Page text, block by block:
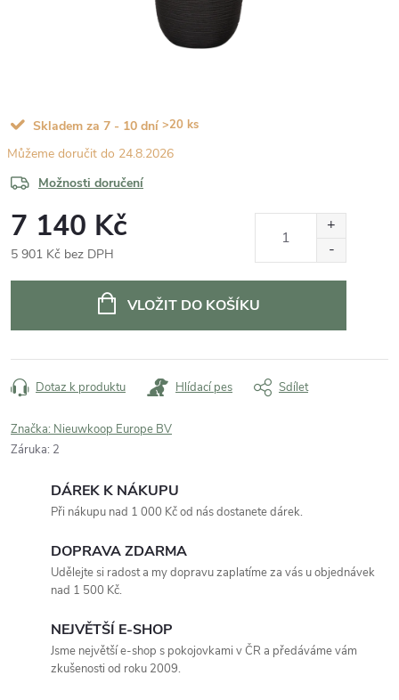
Skladem za 7 - 10 dní >20 ks
24.8.2026
Možnosti doručení
7 140 Kč
5 901 Kč bez DPH
VLOŽIT DO KOŠÍKU
Dotaz k produktu Hlídací pes Sdílet
Značka: Nieuwkoop Europe BV
Záruka: 2
DÁREK K NÁKUPU
Při nákupu nad 1 000 Kč od nás dostanete dárek.
DOPRAVA ZDARMA
Udělejte si radost a my dopravu zaplatíme za vás u objednávek
nad 1 500 Kč.
NEJVĚTŠÍ E-SHOP
Jsme největší e-shop s pokojovkami v ČR a předáváme vám
zkušenosti od roku 2009.